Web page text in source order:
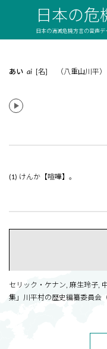
日本の危
日本の消滅危機方言の音声
あい ai [名] （八重山川平）
(1) けんか【喧嘩】。
セリック・ケナン, 麻生玲子,
集」川平村の歴史編纂委員会